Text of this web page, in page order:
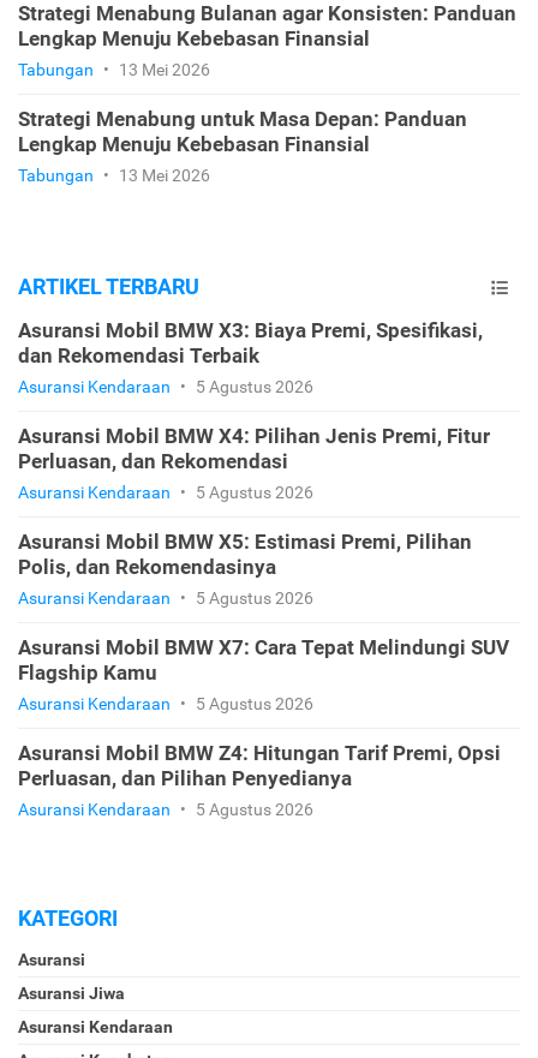
Strategi Menabung Bulanan agar Konsisten: Panduan
Lengkap Menuju Kebebasan Finansial
Tabungan • 13 Mei 2026
Strategi Menabung untuk Masa Depan: Panduan
Lengkap Menuju Kebebasan Finansial
Tabungan • 13 Mei 2026
ARTIKEL TERBARU
Asuransi Mobil BMW X3: Biaya Premi, Spesifikasi,
dan Rekomendasi Terbaik
Asuransi Kendaraan • 5 Agustus 2026
Asuransi Mobil BMW X4: Pilihan Jenis Premi, Fitur
Perluasan, dan Rekomendasi
Asuransi Kendaraan • 5 Agustus 2026
Asuransi Mobil BMW X5: Estimasi Premi, Pilihan
Polis, dan Rekomendasinya
Asuransi Kendaraan • 5 Agustus 2026
Asuransi Mobil BMW X7: Cara Tepat Melindungi SUV
Flagship Kamu
Asuransi Kendaraan • 5 Agustus 2026
Asuransi Mobil BMW Z4: Hitungan Tarif Premi, Opsi
Perluasan, dan Pilihan Penyedianya
Asuransi Kendaraan • 5 Agustus 2026
KATEGORI
Asuransi
Asuransi Jiwa
Asuransi Kendaraan